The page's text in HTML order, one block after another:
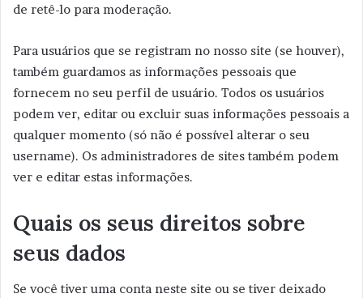
de retê-lo para moderação.
Para usuários que se registram no nosso site (se houver),
também guardamos as informações pessoais que
fornecem no seu perfil de usuário. Todos os usuários
podem ver, editar ou excluir suas informações pessoais a
qualquer momento (só não é possível alterar o seu
username). Os administradores de sites também podem
ver e editar estas informações.
Quais os seus direitos sobre
seus dados
Se você tiver uma conta neste site ou se tiver deixado